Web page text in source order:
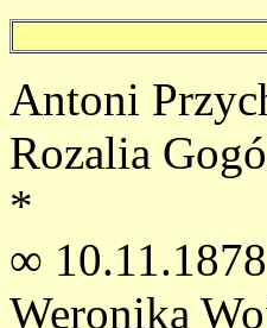
Antoni
Rozalia
*
∞
Weronika